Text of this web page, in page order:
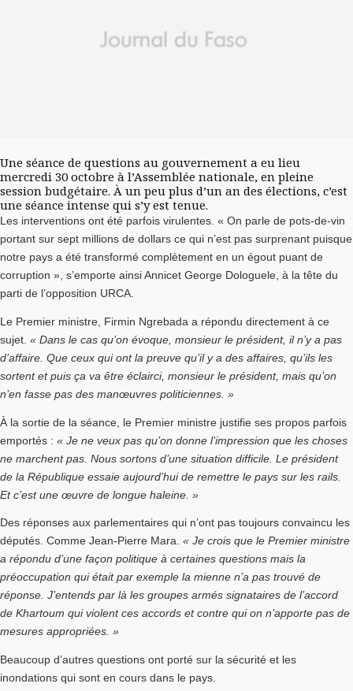
Une séance de questions au gouvernement a eu lieu
mercredi 30 octobre à l’Assemblée nationale, en pleine
session budgétaire. À un peu plus d’un an des élections, c’est
une séance intense qui s’y est tenue.
Les interventions ont été parfois virulentes. « On parle de pots-de-vin
portant sur sept millions de dollars ce qui n’est pas surprenant puisque
notre pays a été transformé complètement en un égout puant de
corruption », s’emporte ainsi Annicet George Dologuele, à la tête du
parti de l’opposition URCA.
Le Premier ministre, Firmin Ngrebada a répondu directement à ce
sujet. « Dans le cas qu’on évoque, monsieur le président, il n’y a pas
d’affaire. Que ceux qui ont la preuve qu’il y a des affaires, qu’ils les
sortent et puis ça va être éclairci, monsieur le président, mais qu’on
n’en fasse pas des manœuvres politiciennes. »
À la sortie de la séance, le Premier ministre justifie ses propos parfois
emportés : « Je ne veux pas qu’on donne l’impression que les choses
ne marchent pas. Nous sortons d’une situation difficile. Le président
de la République essaie aujourd’hui de remettre le pays sur les rails.
Et c’est une œuvre de longue haleine. »
Des réponses aux parlementaires qui n’ont pas toujours convaincu les
députés. Comme Jean-Pierre Mara. « Je crois que le Premier ministre
a répondu d’une façon politique à certaines questions mais la
préoccupation qui était par exemple la mienne n’a pas trouvé de
réponse. J’entends par là les groupes armés signataires de l’accord
de Khartoum qui violent ces accords et contre qui on n’apporte pas de
mesures appropriées. »
Beaucoup d’autres questions ont porté sur la sécurité et les
inondations qui sont en cours dans le pays.